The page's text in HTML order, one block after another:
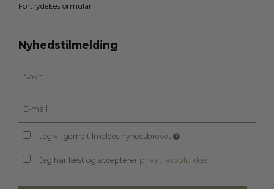
Fortrydelsesformular
Nyhedstilmelding
Jeg vil gerne tilmeldes nyhedsbrevet
Jeg har læst og accepterer privatlivspolitikken